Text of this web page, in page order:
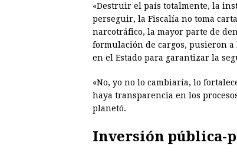
«Destruir el país totalmente, la
perseguir, la Fiscalía no toma
narcotráfico, la mayor parte de
formulación de cargos, pusieron
en el Estado para garantizar la
«No, yo no lo cambiaría, lo
haya transparencia en los
planetó.
Inversión pública-